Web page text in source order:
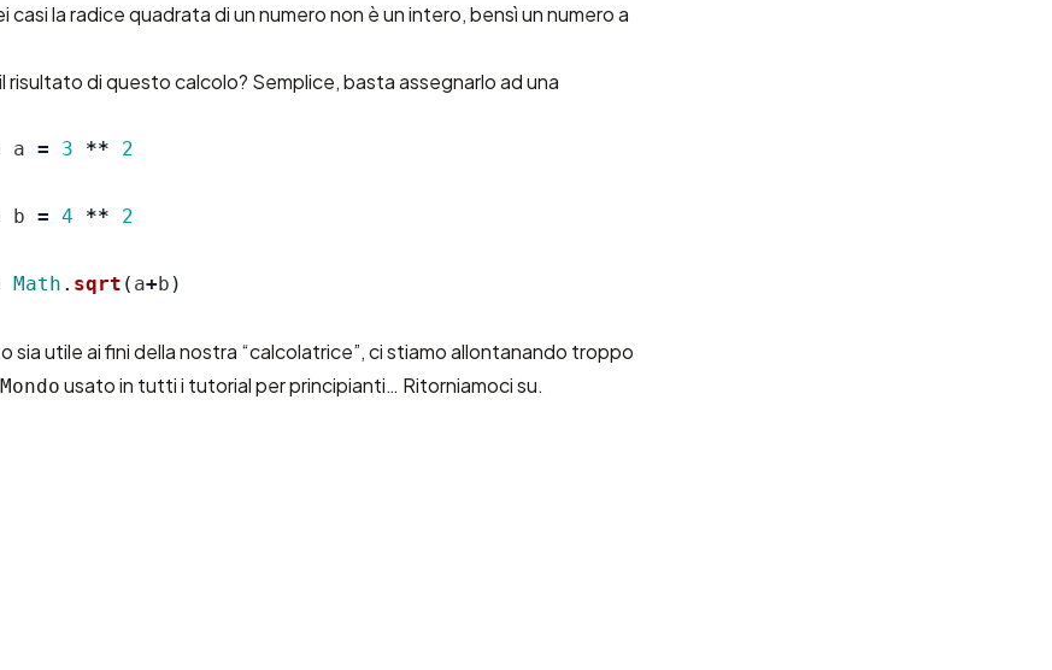
casi la radice quadrata di un numero non è un intero, bensì un numero a
risultato di questo calcolo? Semplice, basta assegnarlo ad una
a = 3 **
2
b = 4 **
2
Math . sqrt ( a+b )
utile ai fini della nostra “calcolatrice”, ci stiamo allontanando troppo
usato in tutti i tutorial per principianti… Ritorniamoci su.